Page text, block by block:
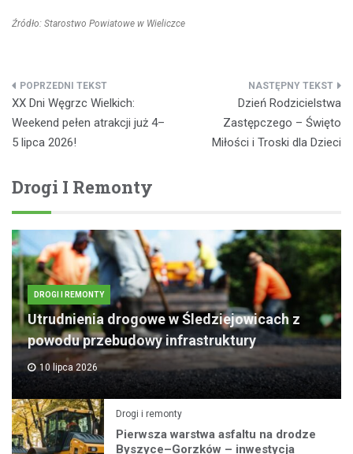
Źródło: Starostwo Powiatowe w Wieliczce
Nawigacja
wpisu
XX Dni Węgrzc Wielkich:
Weekend pełen atrakcji już 4–
5 lipca 2026!
Dzień Rodzicielstwa
Zastępczego – Święto
Miłości i Troski dla Dzieci
Drogi I Remonty
DROGI I REMONTY
Utrudnienia drogowe w Śledziejowicach z
powodu przebudowy infrastruktury
10 lipca 2026
Drogi i remonty
Pierwsza warstwa asfaltu na drodze
Byszyce–Gorzków – inwestycja